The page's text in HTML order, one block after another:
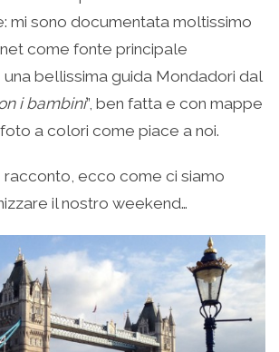
mi sono documentata moltissimo
come fonte principale
bellissima guida Mondadori dal
i bambini”, ben fatta e con mappe
a colori come piace a noi.
racconto, ecco come ci siamo
il nostro weekend…